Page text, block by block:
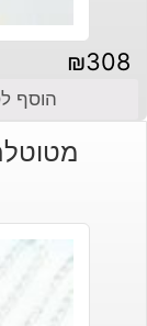
₪308
הוסף